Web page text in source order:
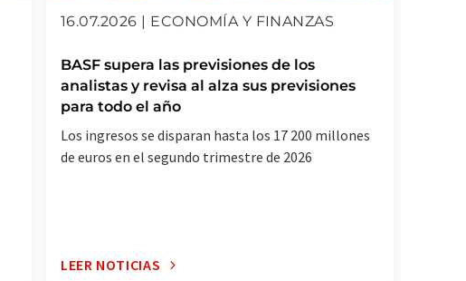
16.07.2026 | ECONOMÍA Y FINANZAS
BASF supera las previsiones de los
analistas y revisa al alza sus previsiones
para todo el año
Los ingresos se disparan hasta los 17 200 millones
de euros en el segundo trimestre de 2026
LEER NOTICIAS